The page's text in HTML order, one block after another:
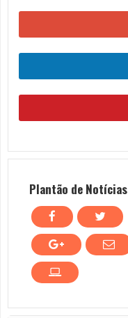
Plantão de Notícias